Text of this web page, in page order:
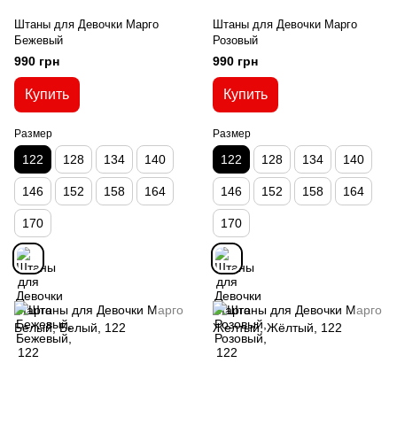
Штаны для Девочки Марго
Бежевый
990 грн
Купить
Размер
122 128 134 140
146 152 158 164
170
Штаны для Девочки Марго
Розовый
990 грн
Купить
Размер
122 128 134 140
146 152 158 164
170